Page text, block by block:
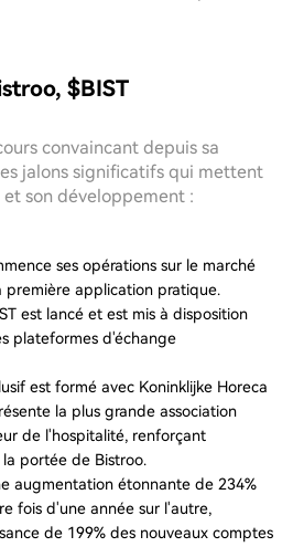
$BIST
convaincant depuis sa
jalons significatifs qui mettent
et son développement :
ses opérations sur le marché
première application pratique.
est lancé et est mis à disposition
plateformes d'échange
est formé avec Koninklijke Horeca
la plus grande association
de l'hospitalité, renforçant
portée de Bistroo.
augmentation étonnante de 234%
fois d'une année sur l'autre,
de 199% des nouveaux comptes